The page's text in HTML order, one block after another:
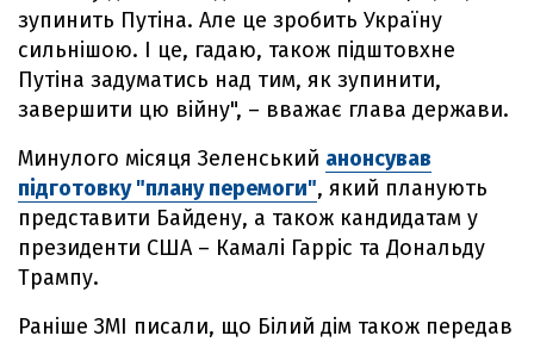
зупинить Путіна. Але це зробить Україну
сильнішою. І це, гадаю, також підштовхне
Путіна задуматись над тим, як зупинити,
завершити цю війну", – вважає глава держави.
Минулого місяця Зеленський анонсував
підготовку "плану перемоги", який планують
представити Байдену, а також кандидатам у
президенти США – Камалі Гарріс та Дональду
Трампу.
Раніше ЗМІ писали, що Білий дім також передав